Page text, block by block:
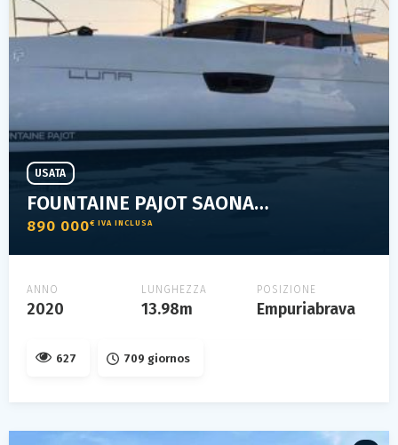
FOUNTAINE PAJOT SAONA 47
890 000€ IVA INCLUSA
USATA
ANNO
2020
LUNGHEZZA
13.98m
POSIZIONE
Empuriabrava
627 709 giornos